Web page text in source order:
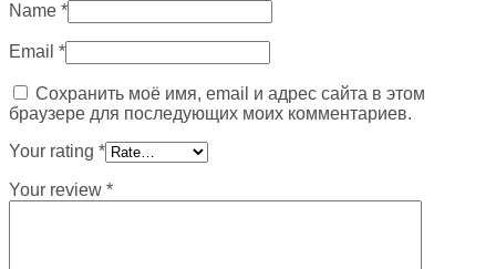
Name *
Email *
Сохранить моё имя, email и адрес сайта в этом
браузере для последующих моих комментариев.
Your rating *
Your review *